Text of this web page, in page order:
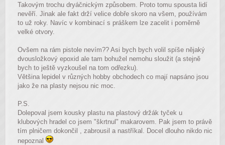
Takovým trochu dryáčnickým způsobem. Proto tomu spousta lidí
nevěří. Jinak ale fakt drží velice dobře skoro na všem, používám
to už roky. Navíc v kombinací s práškem lze zacelit i poměrně
velké otvory.
Ovšem na rám pistole nevím?? Asi bych bych volil spíše nějaký
dvousložkový epoxid ale tam bohužel nemohu sloužit (a stejně
bych to ještě vyzkoušel na tom odřezku).
Většina lepidel v různých hobby obchodech co mají napsáno jsou
jako že na plasty nejsou nic moc.
P.S.
Dolepoval jsem kousky plastu na plastový držák tyček u
klubových hradel co jsem "škrtnul" makarovem. Pak jsem to právě
tím plničem dokončil , zabrousil a nastříkal. Docel dlouho nikdo nic
nepoznal